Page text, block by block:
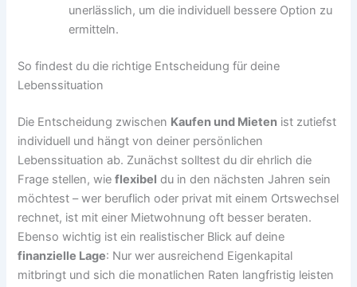
unerlässlich, um die individuell bessere Option zu
ermitteln.
So findest du die richtige Entscheidung für deine
Lebenssituation
Die Entscheidung zwischen Kaufen und Mieten ist zutiefst
individuell und hängt von deiner persönlichen
Lebenssituation ab. Zunächst solltest du dir ehrlich die
Frage stellen, wieflexibel du in den nächsten Jahren sein
möchtest – wer beruflich oder privat mit einem Ortswechsel
rechnet, ist mit einer Mietwohnung oft besser beraten.
Ebenso wichtig ist ein realistischer Blick auf deine
finanzielle Lage: Nur wer ausreichend Eigenkapital
mitbringt und sich die monatlichen Raten langfristig leisten